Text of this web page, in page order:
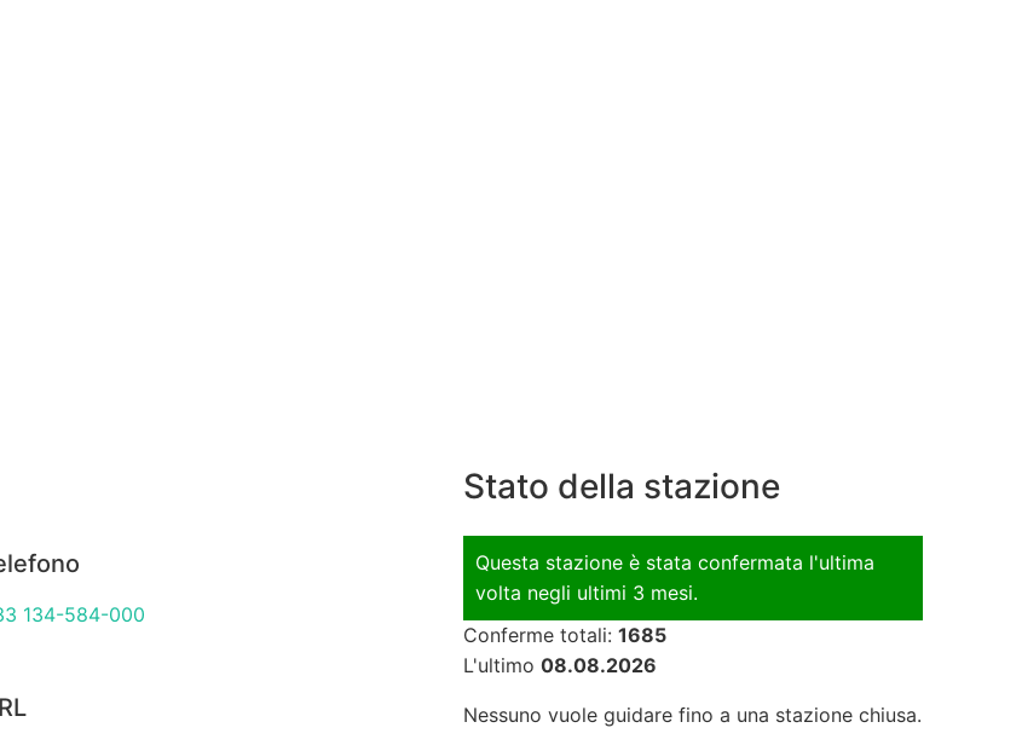
134-584-000
Stato della stazione
Questa stazione è stata confermata l'ultima
volta negli ultimi 3 mesi.
Conferme totali: 1685
L'ultimo 08.08.2026
Nessuno vuole guidare fino a una stazione chiusa.